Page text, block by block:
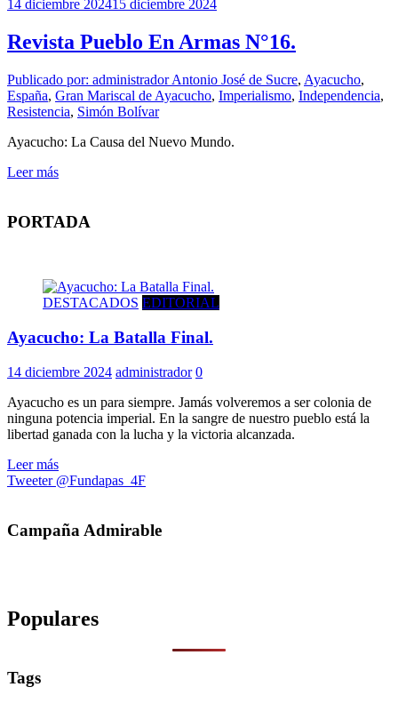
14 diciembre 202415 diciembre 2024
Revista Pueblo En Armas N°16.
Publicado por: administradorAntonio José de Sucre, Ayacucho,
España, Gran Mariscal de Ayacucho, Imperialismo, Independencia,
Resistencia, Simón Bolívar
Ayacucho: La Causa del Nuevo Mundo.
Leer más
PORTADA
DESTACADOS EDITORIAL
Ayacucho: La Batalla Final.
14 diciembre 2024 administrador 0
Ayacucho es un para siempre. Jamás volveremos a ser colonia de
ninguna potencia imperial. En la sangre de nuestro pueblo está la
libertad ganada con la lucha y la victoria alcanzada.
Leer más
Tweeter @Fundapas_4F
Campaña Admirable
Populares
Tags